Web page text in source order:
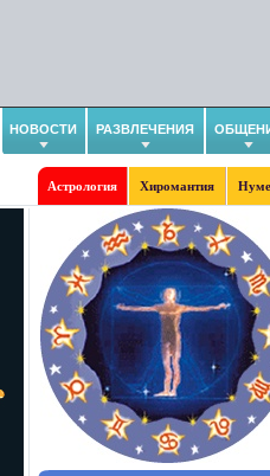
НОВОСТИ РАЗВЛЕЧЕНИЯ
Астрология Хиромантия